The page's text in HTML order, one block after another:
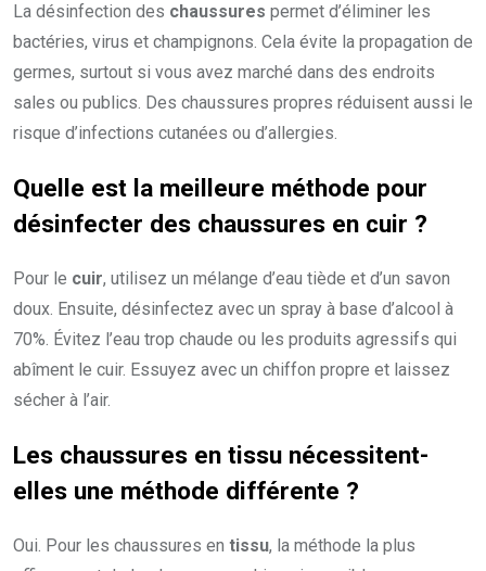
La désinfection des chaussures permet d’éliminer les
bactéries, virus et champignons. Cela évite la propagation de
germes, surtout si vous avez marché dans des endroits
sales ou publics. Des chaussures propres réduisent aussi le
risque d’infections cutanées ou d’allergies.
Quelle est la meilleure méthode pour
désinfecter des chaussures en cuir ?
Pour le cuir, utilisez un mélange d’eau tiède et d’un savon
doux. Ensuite, désinfectez avec un spray à base d’alcool à
70%. Évitez l’eau trop chaude ou les produits agressifs qui
abîment le cuir. Essuyez avec un chiffon propre et laissez
sécher à l’air.
Les chaussures en tissu nécessitent-
elles une méthode différente ?
Oui. Pour les chaussures en tissu, la méthode la plus